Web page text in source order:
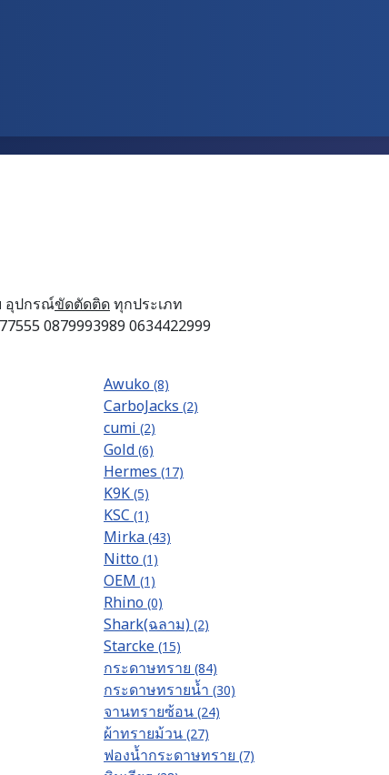
อุปกรณ์ขัดตัดติดทุกประเภท
0879993989 0634422999
Awuko (8)
CarboJacks (2)
cumi (2)
Gold (6)
Hermes (17)
K9K (5)
KSC (1)
Mirka (43)
Nitto (1)
OEM (1)
Rhino (0)
Shark(ฉลาม) (2)
Starcke (15)
กระดาษทราย (84)
กระดาษทรายน้ำ (30)
จานทรายซ้อน (24)
ผ้าทรายม้วน (27)
ฟองน้ำกระดาษทราย (7)